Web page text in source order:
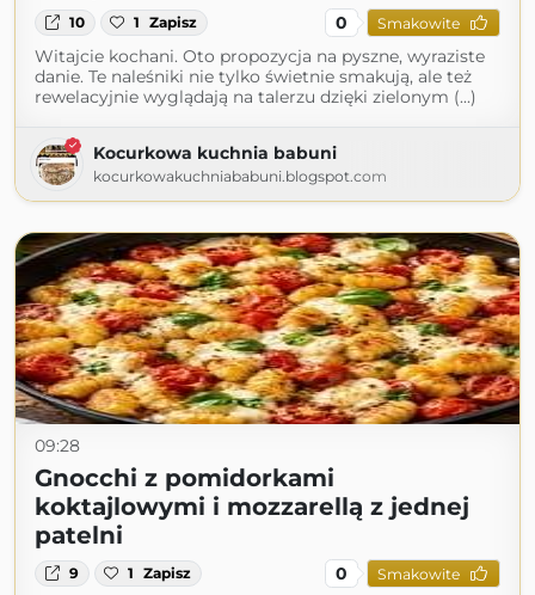
10 1 Zapisz 0 Smakowite
Witajcie kochani. Oto propozycja na pyszne, wyraziste
danie. Te naleśniki nie tylko świetnie smakują, ale też
rewelacyjnie wyglądają na talerzu dzięki zielonym (...)
Kocurkowa kuchnia babuni
kocurkowakuchniababuni.blogspot.com
09:28
Gnocchi z pomidorkami
koktajlowymi i mozzarellą z jednej
patelni
9 1 Zapisz 0 Smakowite